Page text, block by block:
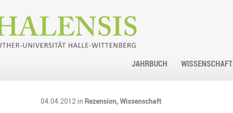
JAHRBUCH WISSENSCHAFT
04.04.2012 in Rezension, Wissenschaft